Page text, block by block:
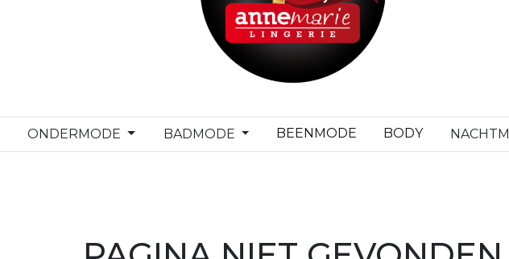
ONDERMODE BADMODE BEENMODE BODY